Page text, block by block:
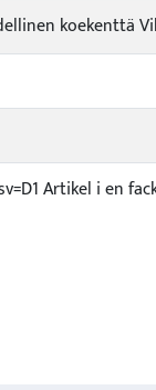
koekenttä
Artikel i en